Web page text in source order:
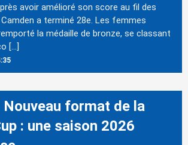
avoir amélioré son score au fil des
a terminé 28e. Les femmes
la médaille de bronze, se classant
[…]
format de la
: une saison 2026